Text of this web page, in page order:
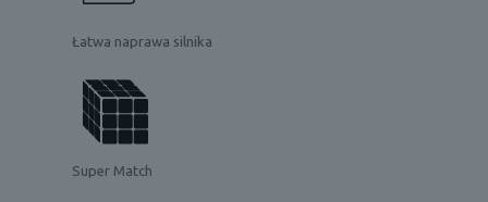
Łatwa naprawa silnika
Super Match